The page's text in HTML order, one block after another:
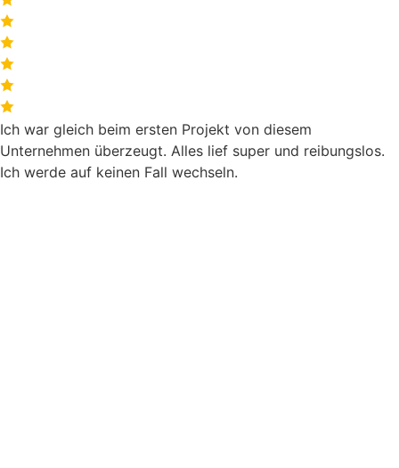
Ich war gleich beim ersten Projekt von diesem
Unternehmen überzeugt. Alles lief super und reibungslos.
Ich werde auf keinen Fall wechseln.